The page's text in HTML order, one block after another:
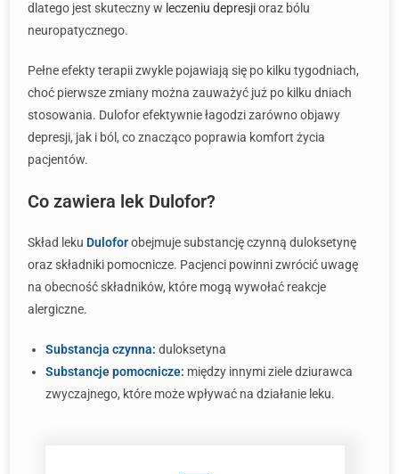
dlatego jest skuteczny w leczeniu depresjioraz bólu
neuropatycznego.
Pełne efekty terapii zwykle pojawiają się po kilku tygodniach,
choć pierwsze zmiany można zauważyć już po kilku dniach
stosowania. Dulofor efektywnie łagodzi zarówno objawy
depresji, jak i ból, co znacząco poprawia komfort życia
pacjentów.
Co zawiera lek Dulofor?
Skład leku Duloforobejmuje substancję czynną duloksetynę
oraz składniki pomocnicze. Pacjenci powinni zwrócić uwagę
na obecność składników, które mogą wywołać reakcje
alergiczne.
Substancja czynna: duloksetyna
Substancje pomocnicze: między innymi ziele dziurawca
zwyczajnego, które może wpływać na działanie leku.